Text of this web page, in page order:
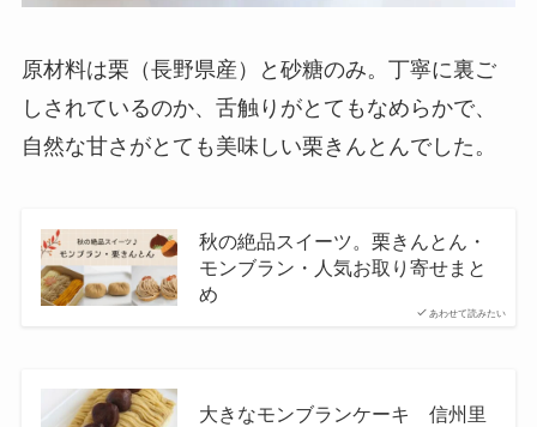
原材料は栗（長野県産）と砂糖のみ。丁寧に裏ご
しされているのか、舌触りがとてもなめらかで、
自然な甘さがとても美味しい栗きんとんでした。
あわせて読みたい
秋の絶品スイーツ。栗きんとん・
モンブラン・人気お取り寄せまと
め
大きなモンブランケーキ 信州里